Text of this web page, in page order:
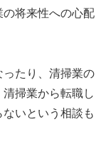
将来性への心配
たり、清掃業の
掃業から転職し
いという相談も